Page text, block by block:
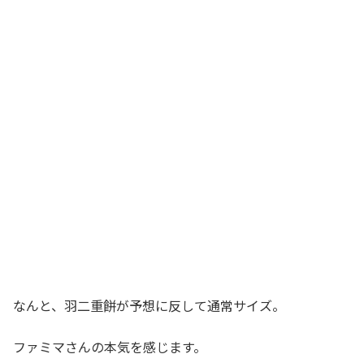
なんと、羽二重餅が予想に反して通常サイズ。
ファミマさんの本気を感じます。